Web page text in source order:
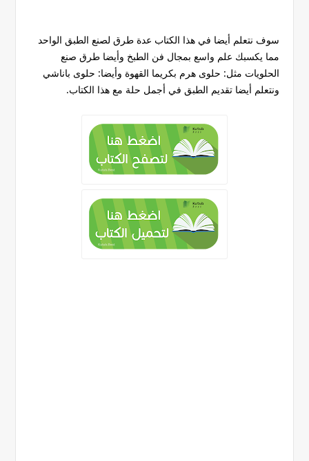
سوف نتعلم أيضا في هذا الكتاب عدة طرق لصنع الطبق الواحد
مما يكسبك علم واسع بمجال فن الطبخ وأيضا طرق صنع
الحلويات مثل: حلوى هرم بكريما القهوة وأيضا: حلوى باناشي
ونتعلم أيضا تقديم الطبق في أجمل حلة مع هذا الكتاب.